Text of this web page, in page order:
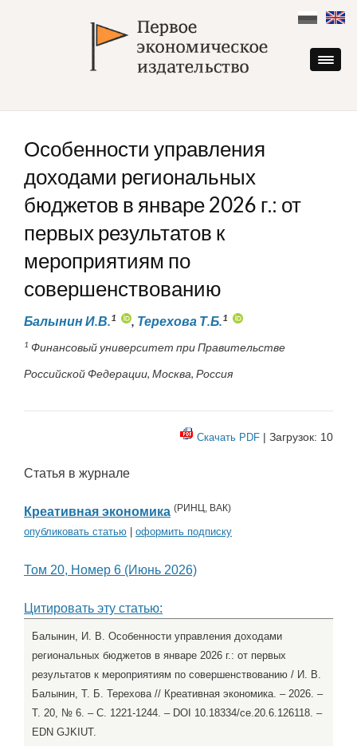
content
Особенности управления
доходами региональных
бюджетов в январе 2026 г.: от
первых результатов к
мероприятиям по
совершенствованию
Балынин И.В.1 , Терехова Т.Б.1
1 Финансовый университет при Правительстве
Российской Федерации, Москва, Россия
Скачать PDF | Загрузок: 10
Статья в журнале
Креативная экономика (РИНЦ, ВАК)
опубликовать статью оформить подписку
Том 20, Номер 6 (Июнь 2026)
Цитировать эту статью:
Балынин, И. В. Особенности управления доходами
региональных бюджетов в январе 2026 г.: от первых
результатов к мероприятиям по совершенствованию / И. В.
Балынин, Т. Б. Терехова // Креативная экономика. – 2026. –
Т. 20, № 6. – С. 1221-1244. – DOI 10.18334/ce.20.6.126118. –
EDN GJKIUT.